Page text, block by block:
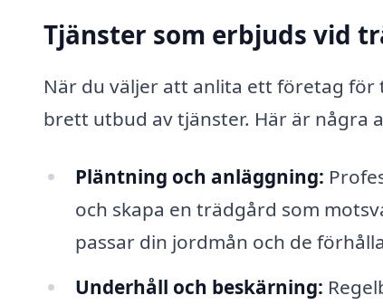
Tjänster som erbjuds vid
När du väljer att anlita ett företag
brett utbud av tjänster. Här är några
Pläntning och anläggning:
och skapa en trädgård som
passar din jordmån och de
Underhåll och beskärning: